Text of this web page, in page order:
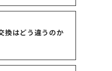
換はどう違うのか